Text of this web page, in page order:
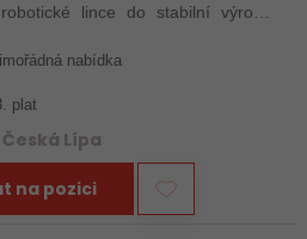
lince do stabilní výrobní
nabídka
plat
Česká Lípa
na pozici